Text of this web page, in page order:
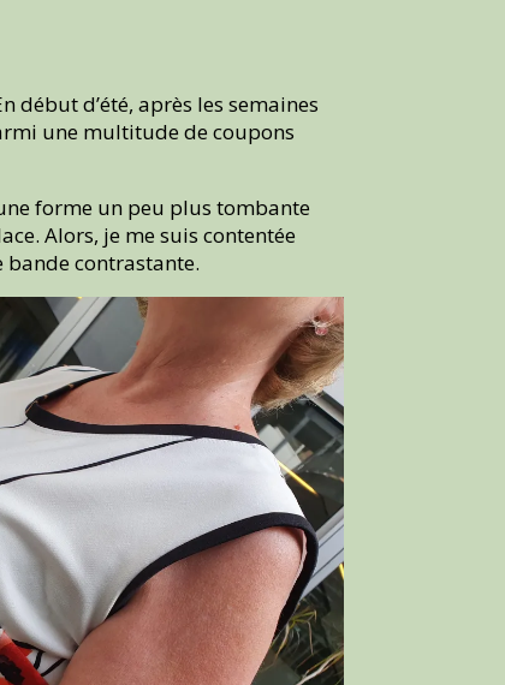
début d’été, après les semaines
une multitude de coupons
forme un peu plus tombante
Alors, je me suis contentée
bande contrastante.